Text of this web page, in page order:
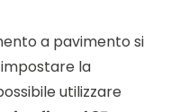
a pavimento si
la
utilizzare